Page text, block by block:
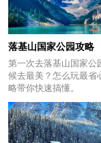
落基山国家公园攻略
第一次去落基山国家公
候去最美？怎么玩最省
略带你快速搞懂。